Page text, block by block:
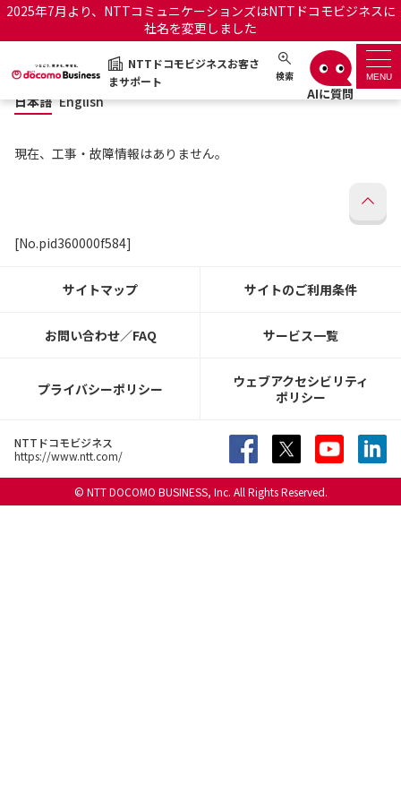
2025年7月より、NTTコミュニケーションズはNTTドコモビジネスに
社名を変更しました
NTTドコモビジネスお客さ
まサポート
検索 MENU
NTTドコモビジネスお客さまサポート 日本語 English
サポートトップ
サービス名から探す
日本語 English
現在、工事・故障情報はありません。
[No.pid360000f584]
サイトマップ サイトのご利用条件
お問い合わせ／FAQ サービス一覧
プライバシーポリシー
ウェブアクセシビリティ
ポリシー
NTTドコモビジネス
https://www.ntt.com/
© NTT DOCOMO BUSINESS, Inc. All Rights Reserved.